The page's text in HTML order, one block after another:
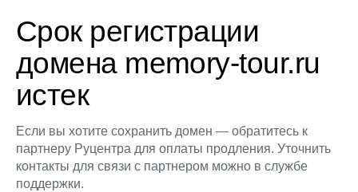
Срок регистрации
домена memory-tour.ru
истек
Если вы хотите сохранить домен — обратитесь к
партнеру Руцентра для оплаты продления. Уточнить
контакты для связи с партнером можно в службе
поддержки.